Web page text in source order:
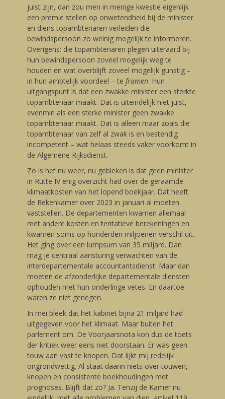
juist zijn, dan zou men in menige kwestie eigenlijk
een premie stellen op onwetendheid bij de minister
en diens topambtenaren verleiden die
bewindspersoon zo weinig mogelijk te informeren.
Overigens: die topambtenaren plegen uiteraard bij
hun bewindspersoon zoveel mogelijk weg te
houden en wat overblijft zoveel mogelijk gunstig –
in hun ambtelijk voordeel – te framen. Hun
uitgangspunt is dat een zwakke minister een sterkte
topambtenaar maakt. Dat is uiteindelijk niet juist,
evenmin als een sterke minister geen zwakke
topambtenaar maakt. Dat is alleen maar zoals die
topambtenaar van zelf al zwak is en bestendig
incompetent – wat helaas steeds vaker voorkomt in
de Algemene Rijksdienst.
Zo is het nu weer, nu gebleken is dat geen minister
in Rutte IV enig overzicht had over de geraamde
klimaatkosten van het lopend boekjaar. Dat heeft
de Rekenkamer over 2023 in januari al moeten
vaststellen. De departementen kwamen allemaal
met andere kosten en tentatieve berekeningen en
kwamen soms op honderden miljoenen verschil uit.
Het ging over een lumpsum van 35 miljard. Dan
mag je centraal aansturing verwachten van de
interdepartementale accountantsdienst. Maar dan
moeten de afzonderlijke departementale diensten
ophouden met hun onderlinge vetes. En daartoe
waren ze niet genegen.
In mei bleek dat het kabinet bijna 21 miljard had
uitgegeven voor het klimaat. Maar buiten het
parlement om. De Voorjaarsnota kon dus de toets
der kritiek weer eens niet doorstaan. Er was geen
touw aan vast te knopen. Dat lijkt mij redelijk
ongrondwettig. Al staat daarin niets over touwen,
knopen en consistente boekhoudingen met
prognoses. Blijft dat zo? Ja. Tenzij de Kamer nu